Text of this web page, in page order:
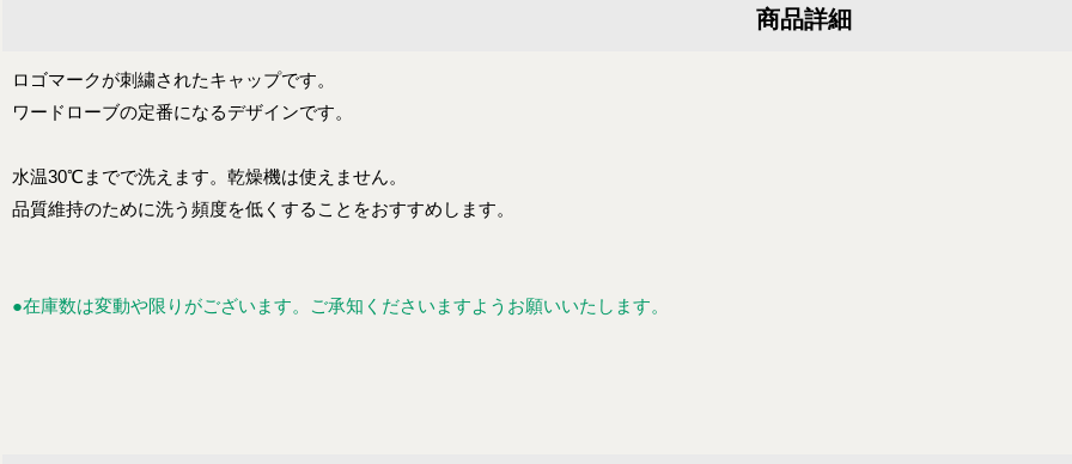
商品詳細
ロゴマークが刺繍されたキャップです。
ワードローブの定番になるデザインです。
水温30℃までで洗えます。乾燥機は使えません。
品質維持のために洗う頻度を低くすることをおすすめします。
●在庫数は変動や限りがございます。ご承知くださいますようお願いいたします。